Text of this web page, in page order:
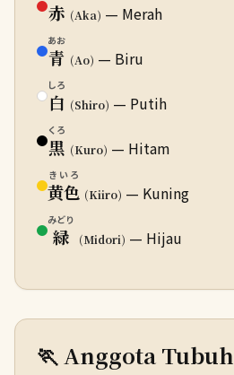
赤 (Aka) — Merah
青
あお
(Ao) — Biru
白
しろ
(Shiro) — Putih
黒
くろ
(Kuro) — Hitam
黄色
きいろ
(Kiiro) — Kuning
緑
みどり
(Midori) — Hijau
🏃 Anggota